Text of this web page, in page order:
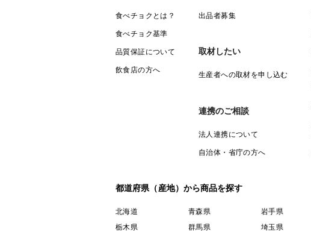
食べチョクとは？
食べチョク基準
品質保証について
飲食店の方へ
出品者募集
取材したい
生産者への取材を申し込む
連携のご相談
法人連携について
自治体・省庁の方へ
都道府県（産地）から商品を探す
北海道 青森県 岩手県
栃木県
群馬県 埼玉県